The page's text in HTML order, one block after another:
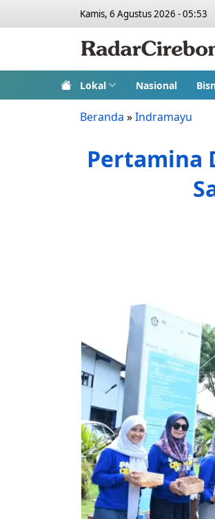
Kamis, 6 Agustus 2026 - 05:53
Lokal Nasional
Beranda »Indramayu
Pertamina